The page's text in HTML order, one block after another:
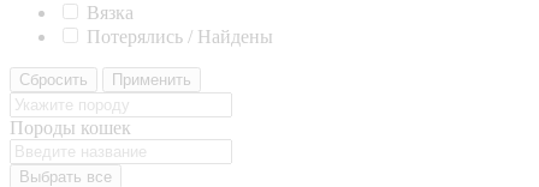
Вязка
Потерялись / Найдены
Сбросить Применить
Породы кошек
Выбрать все